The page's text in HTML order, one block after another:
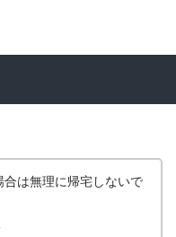
は無理に帰宅しないで